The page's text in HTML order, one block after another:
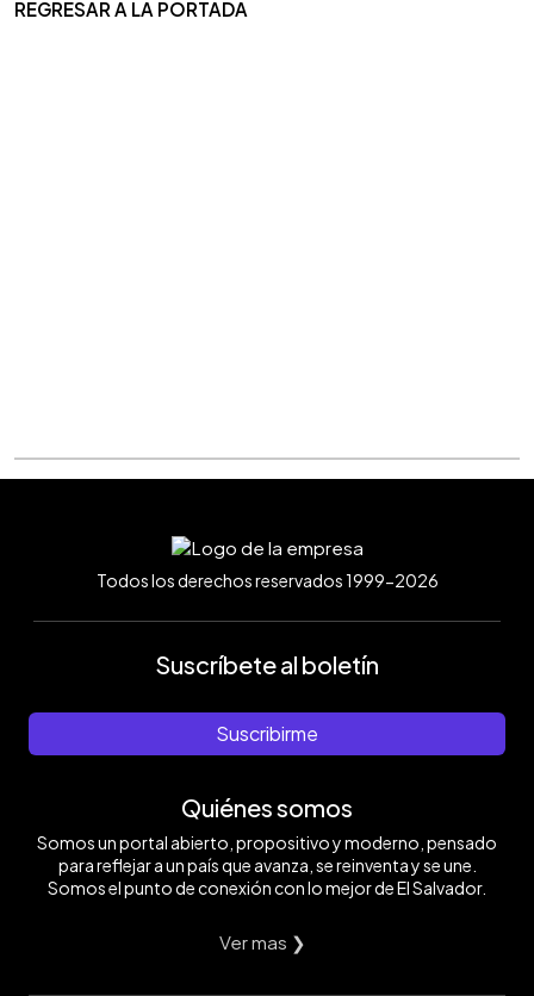
REGRESAR A LA PORTADA
Todos los derechos reservados 1999-2026
Suscríbete al boletín
Suscribirme
Quiénes somos
Somos un portal abierto, propositivo y moderno, pensado
para reflejar a un país que avanza, se reinventa y se une.
Somos el punto de conexión con lo mejor de El Salvador.
Ver mas ❯